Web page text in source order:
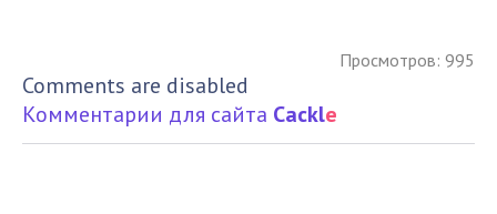
Просмотров: 995
Comments are disabled
Комментарии для сайта Cackle